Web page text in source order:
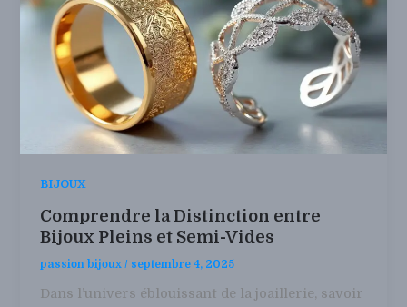
BIJOUX
Comprendre la Distinction entre
Bijoux Pleins et Semi-Vides
passion bijoux/ septembre 4, 2025
Dans l’univers éblouissant de la joaillerie, savoir